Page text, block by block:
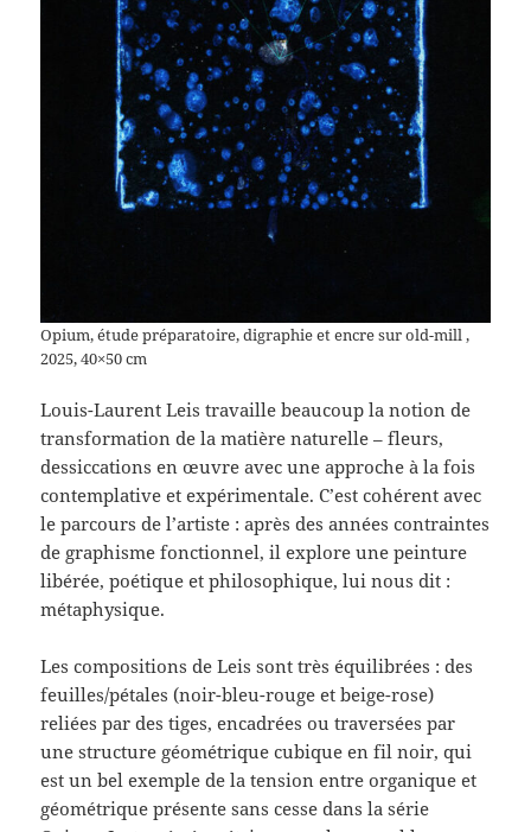
Opium, étude préparatoire, digraphie et encre sur old-mill ,
2025, 40×50 cm
Louis-Laurent Leis travaille beaucoup la notion de
transformation de la matière naturelle – fleurs,
dessiccations en œuvre avec une approche à la fois
contemplative et expérimentale. C’est cohérent avec
le parcours de l’artiste : après des années contraintes
de graphisme fonctionnel, il explore une peinture
libérée, poétique et philosophique, lui nous dit :
métaphysique.
Les compositions de Leis sont très équilibrées : des
feuilles/pétales (noir-bleu-rouge et beige-rose)
reliées par des tiges, encadrées ou traversées par
une structure géométrique cubique en fil noir, qui
est un bel exemple de la tension entre organique et
géométrique présente sans cesse dans la série